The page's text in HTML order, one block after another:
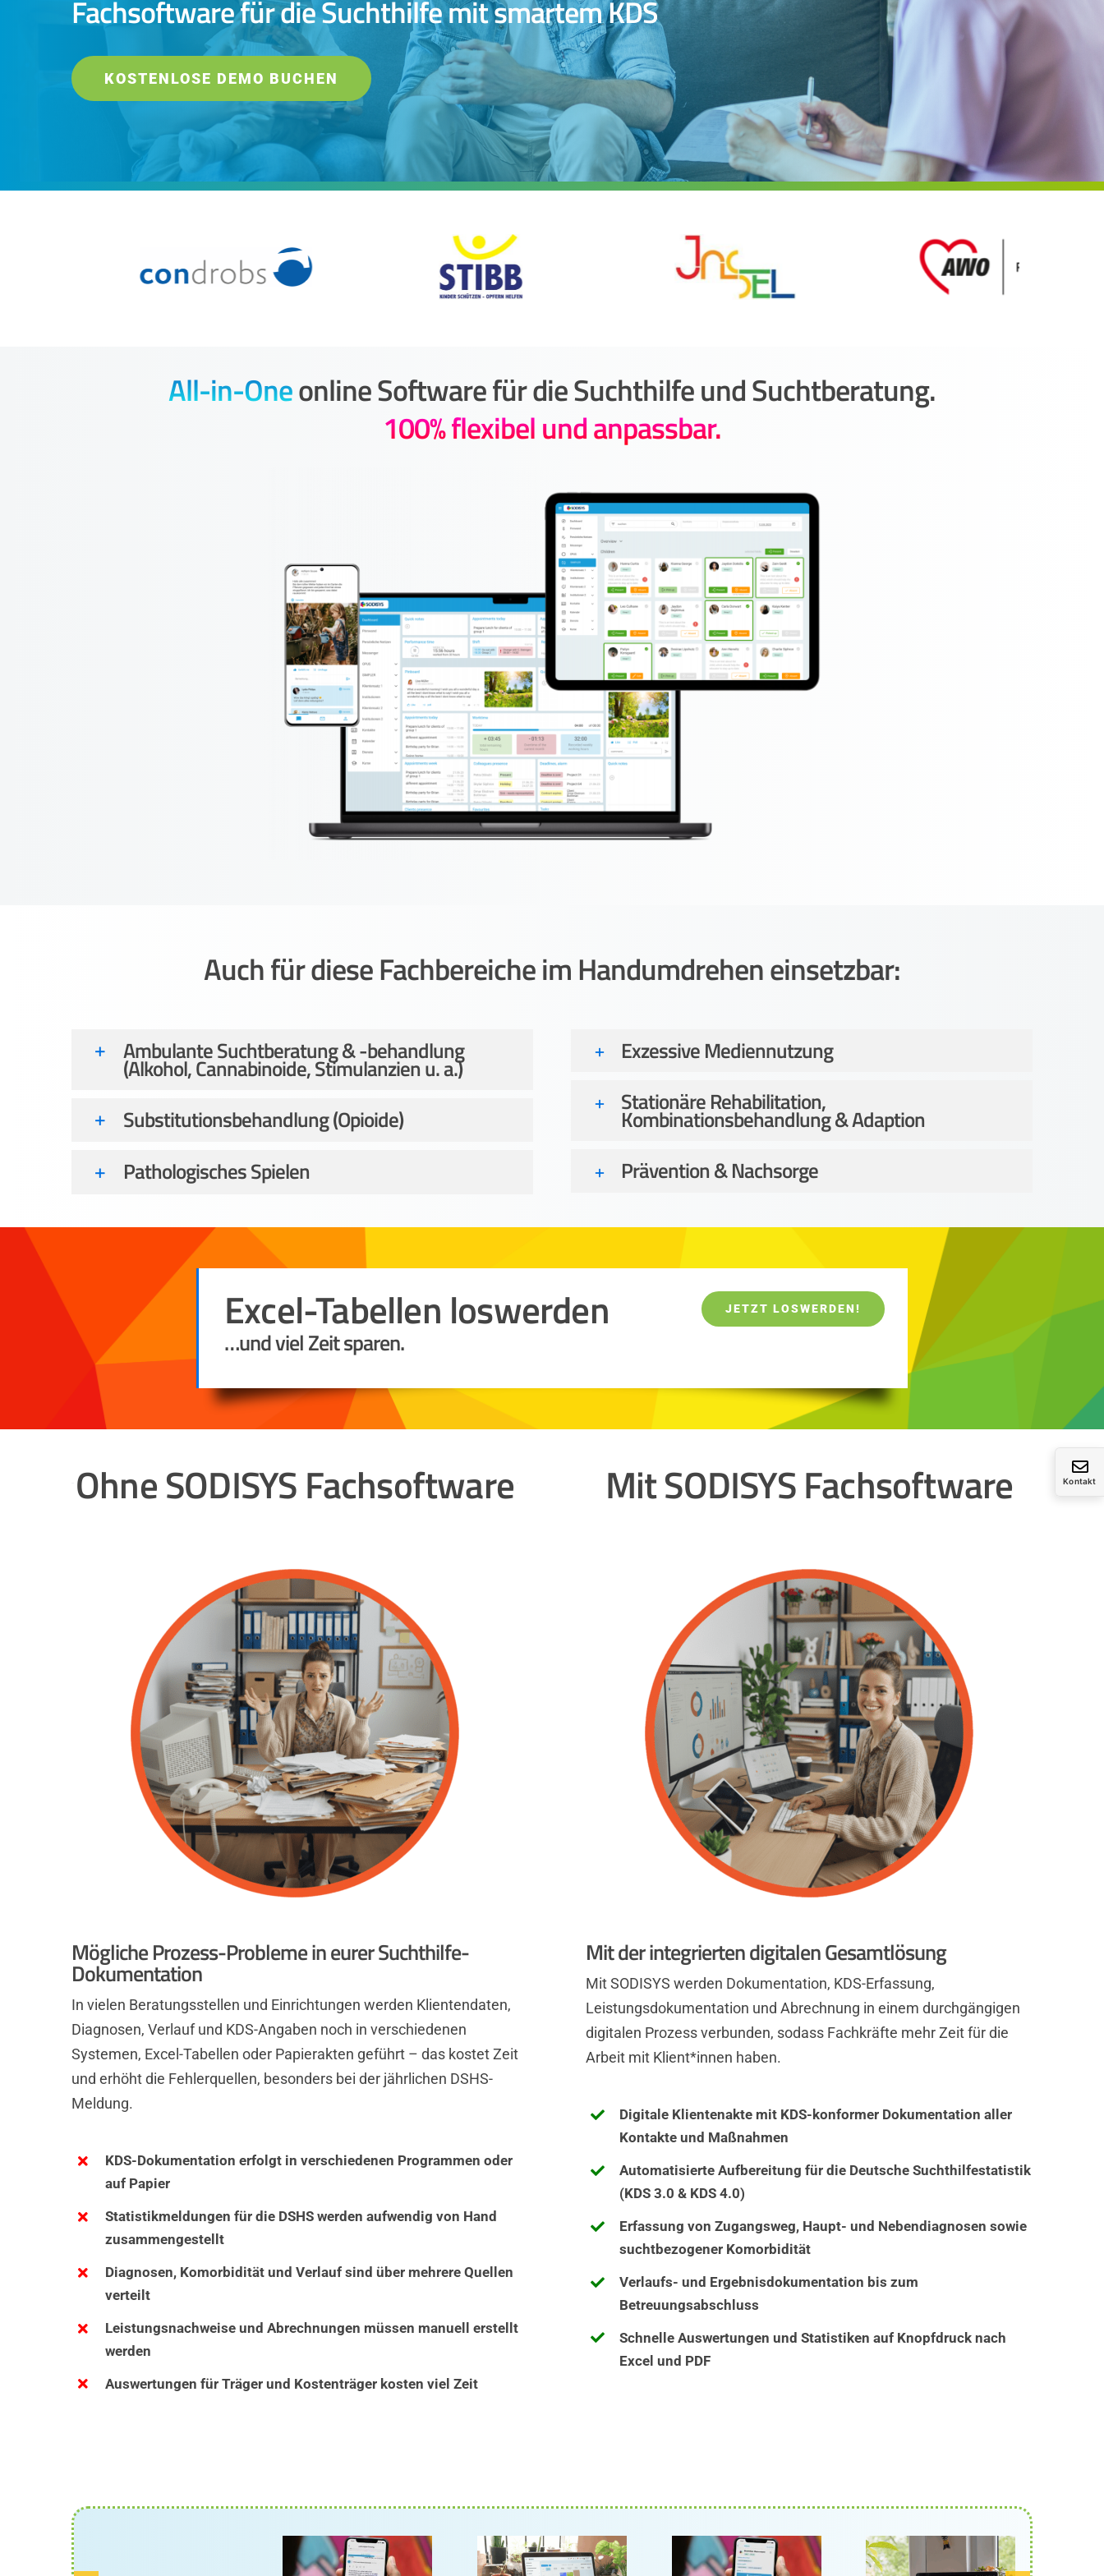
Kontakt
Fachsoftware für die Suchthilfe mit smartem KDS
KOSTENLOSE DEMO BUCHEN
All-in-Oneonline Software für die Suchthilfe und Suchtberatung.
100% flexibel und anpassbar.
Auch für diese Fachbereiche im Handumdrehen einsetzbar:
Ambulante Suchtberatung & -behandlung
(Alkohol, Cannabinoide, Stimulanzien u. a.)
Substitutionsbehandlung (Opioide)
Pathologisches Spielen
Exzessive Mediennutzung
Stationäre Rehabilitation,
Kombinationsbehandlung & Adaption
Prävention & Nachsorge
JETZT LOSWERDEN!
Excel-Tabellen loswerden
…und viel Zeit sparen.
Ohne SODISYS Fachsoftware
Mögliche Prozess-Probleme in eurer Suchthilfe-
Dokumentation
In vielen Beratungsstellen und Einrichtungen werden Klientendaten,
Diagnosen, Verlauf und KDS-Angaben noch in verschiedenen
Systemen, Excel-Tabellen oder Papierakten geführt – das kostet Zeit
und erhöht die Fehlerquellen, besonders bei der jährlichen DSHS-
Meldung.
KDS-Dokumentation erfolgt in verschiedenen Programmen oder
auf Papier
Statistikmeldungen für die DSHS werden aufwendig von Hand
zusammengestellt
Diagnosen, Komorbidität und Verlauf sind über mehrere Quellen
verteilt
Leistungsnachweise und Abrechnungen müssen manuell erstellt
werden
Auswertungen für Träger und Kostenträger kosten viel Zeit
Mit SODISYS Fachsoftware
Mit der integrierten digitalen Gesamtlösung
Mit SODISYS werden Dokumentation, KDS-Erfassung,
Leistungsdokumentation und Abrechnung in einem durchgängigen
digitalen Prozess verbunden, sodass Fachkräfte mehr Zeit für die
Arbeit mit Klient*innen haben.
Digitale Klientenakte mit KDS-konformer Dokumentation aller
Kontakte und Maßnahmen
Automatisierte Aufbereitung für die Deutsche Suchthilfestatistik
(KDS 3.0 & KDS 4.0)
Erfassung von Zugangsweg, Haupt- und Nebendiagnosen sowie
suchtbezogener Komorbidität
Verlaufs- und Ergebnisdokumentation bis zum
Betreuungsabschluss
Schnelle Auswertungen und Statistiken auf Knopfdruck nach
Excel und PDF